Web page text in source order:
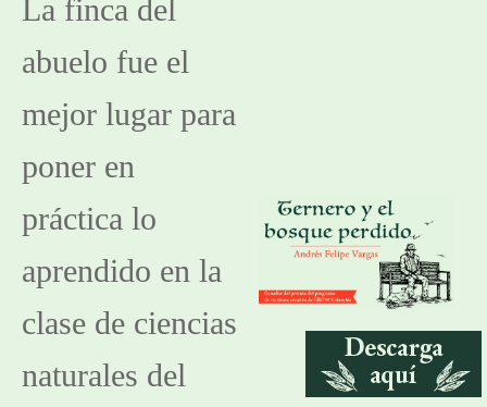
La finca del
abuelo fue el
mejor lugar para
poner en
práctica lo
aprendido en la
clase de ciencias
naturales del